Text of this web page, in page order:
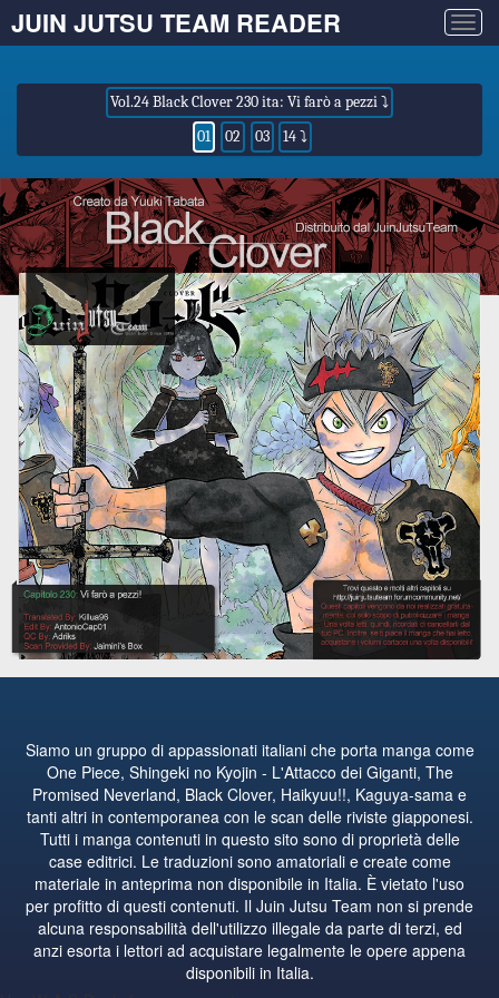
JUIN JUTSU TEAM READER
Vol.24 Black Clover 230 ita: Vi farò a pezzi ⤵
01
02 03 14 ⤵
Siamo un gruppo di appassionati italiani che porta manga come
One Piece, Shingeki no Kyojin - L'Attacco dei Giganti, The
Promised Neverland, Black Clover, Haikyuu!!, Kaguya-sama e
tanti altri in contemporanea con le scan delle riviste giapponesi.
Tutti i manga contenuti in questo sito sono di proprietà delle
case editrici. Le traduzioni sono amatoriali e create come
materiale in anteprima non disponibile in Italia. È vietato l'uso
per profitto di questi contenuti. Il Juin Jutsu Team non si prende
alcuna responsabilità dell'utilizzo illegale da parte di terzi, ed
anzi esorta i lettori ad acquistare legalmente le opere appena
disponibili in Italia.